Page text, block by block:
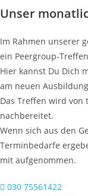
Unser
Im Rahmen unserer
ein Peergroup-
Hier kannst Du Dich
am neuen
Das Treffen wird
nachbereitet.
Wenn sich aus den
Terminbedarfe
mit aufgenommen.
030 75561422